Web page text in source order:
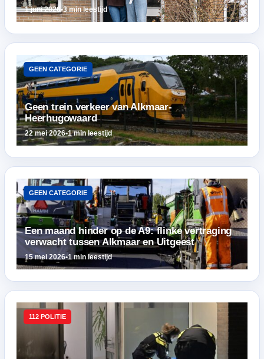
1 juni 2026 •3 min leestijd
GEEN CATEGORIE
Geen trein verkeer van Alkmaar-
Heerhugowaard
22 mei 2026•1 min leestijd
GEEN CATEGORIE
Een maand hinder op de A9: flinke vertraging
verwacht tussen Alkmaar en Uitgeest
15 mei 2026•1 min leestijd
112 POLITIE